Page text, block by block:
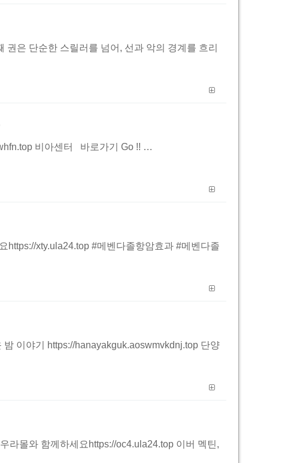
은 단순한 스릴러를 넘어, 선과 악의 경계를 흐리
비아센터 바로가기 Go !! …
https://xty.ula24.top #메벤다졸항암효과 #메벤다졸
이야기 https://hanayakguk.aoswmvkdnj.top 단양
라몰와 함께하세요https://oc4.ula24.top 이버 멕틴,